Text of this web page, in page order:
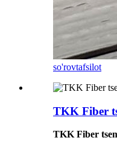
so'rovtafsilot
TKK Fiber
TKK Fiber